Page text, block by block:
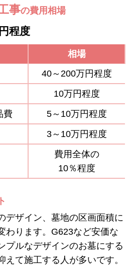
事の費用相場
程度
相場
40～200万円程度
10万円程度
費
5～10万円程度
3～10万円程度
費用全体の
10％程度
デザイン、墓地の区画面積に
わります。G623など安価な
プルなデザインのお墓にする
えて施工する人が多いです。